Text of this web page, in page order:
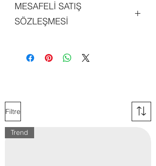
garantilidir. Daha detaylı bilgi edinmek
için sitemizdeki "GARANTİ ve İADE
POLİTİKALARI" bölümünü
MESAFELİ SATIŞ
SÖZLEŞMESİ
kişi, mesafeli satış sözleşmesini
okumuş ve kabul etmiş sayılmaktadır.
Filtre
Trend